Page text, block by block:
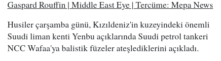
Gaspard Rouffin | Middle East Eye | Tercüme: Mepa News
Husiler çarşamba günü, Kızıldeniz'in kuzeyindeki önemli
Suudi liman kenti Yenbu açıklarında Suudi petrol tankeri
NCC Wafaa'ya balistik füzeler ateşlediklerini açıkladı.